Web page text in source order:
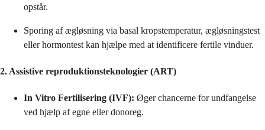
opstår.
Sporing af ægløsning via basal kropstemperatur, ægløsningstest
eller hormontest kan hjælpe med at identificere fertile vinduer.
2. Assistive reproduktionsteknologier (ART)
In Vitro Fertilisering (IVF): Øger chancerne for undfangelse
ved hjælp af egne eller donoreg.